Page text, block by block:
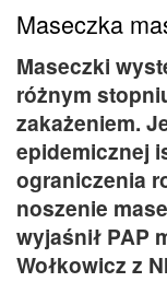
Maseczka
Maseczki
różnym
zakażeniem.
epidemicznej
ograniczenia
noszenie
wyjaśnił PAP
Wołkowicz z